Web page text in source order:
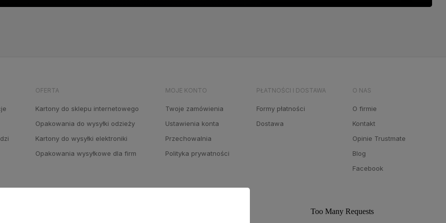
OFERTA
Kartony do sklepu internetowego
Opakowania do wysyłki odzieży
Kartony do wysyłki elektroniki
Opakowania wysyłkowe dla firm
MOJE KONTO
Twoje zamówienia
Ustawienia konta
Przechowalnia
Polityka prywatności
PŁATNOŚCI I DOSTAWA
Formy płatności
Dostawa
O NAS
O firmie
Kontakt
Opinie Trustmate
Blog
Facebook